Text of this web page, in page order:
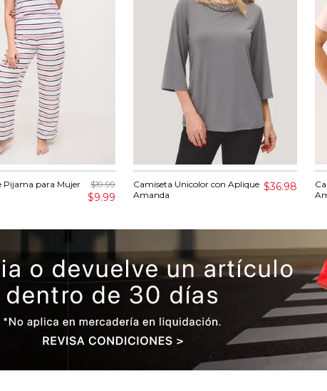
Pijama para Mujer
$19.99
$9.99
Camiseta Unicolor con Aplique
Amanda
$36.98